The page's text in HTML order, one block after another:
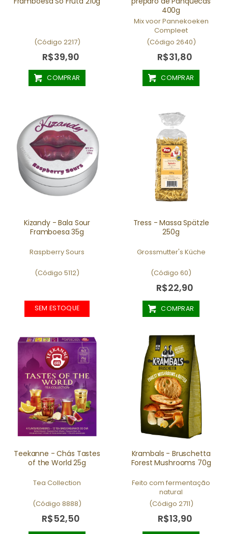
(Código 2217)
R$39,90
COMPRAR
400g
Mix voor Pannekoeken
Compleet
(Código 2640)
R$31,80
COMPRAR
Kizandy - Bala Sour
Framboesa 35g
Raspberry Sours
(Código 5112)
SEM ESTOQUE
Tress - Massa Spätzle
250g
Grossmutter's Küche
(Código 60)
R$22,90
COMPRAR
Teekanne - Chás Tastes
of the World 25g
Tea Collection
(Código 8888)
R$52,50
Krambals - Bruschetta
Forest Mushrooms 70g
Feito com fermentação
natural
(Código 2711)
R$13,90